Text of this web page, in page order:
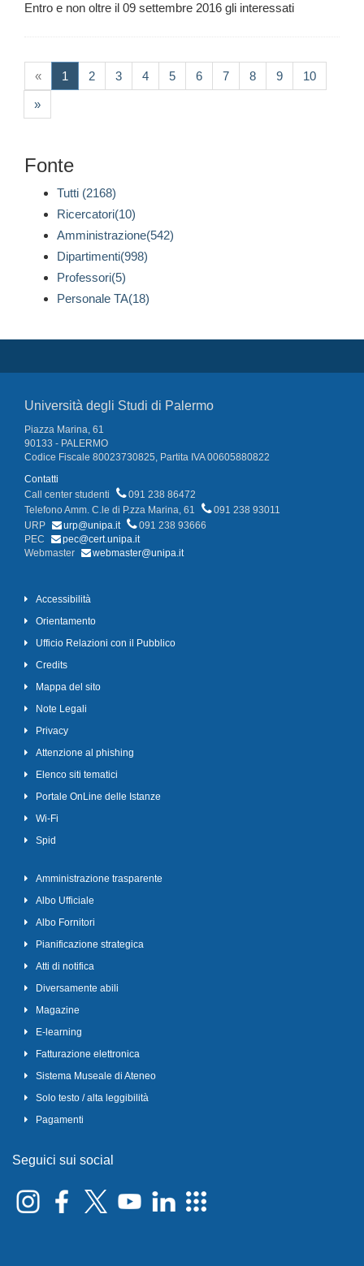
Entro e non oltre il 09 settembre 2016 gli interessati
« 1 (current)
2 3 4 5 6 7 8 9 10
»
Fonte
Tutti (2168)
Ricercatori(10)
Amministrazione(542)
Dipartimenti(998)
Professori(5)
Personale TA(18)
Università degli Studi di Palermo
Piazza Marina, 61
90133 - PALERMO
Codice Fiscale 80023730825, Partita IVA 00605880822
Contatti
Call center studenti
091 238 86472
Telefono Amm. C.le di P.zza Marina, 61
091 238 93011
URP
urp@unipa.it
091 238 93666
PEC
pec@cert.unipa.it
Webmaster
webmaster@unipa.it
Accessibilità
Orientamento
Ufficio Relazioni con il Pubblico
Credits
Mappa del sito
Note Legali
Privacy
Attenzione al phishing
Elenco siti tematici
Portale OnLine delle Istanze
Wi-Fi
Spid
Amministrazione trasparente
Albo Ufficiale
Albo Fornitori
Pianificazione strategica
Atti di notifica
Diversamente abili
Magazine
E-learning
Fatturazione elettronica
Sistema Museale di Ateneo
Solo testo / alta leggibilità
Pagamenti
Seguici sui social